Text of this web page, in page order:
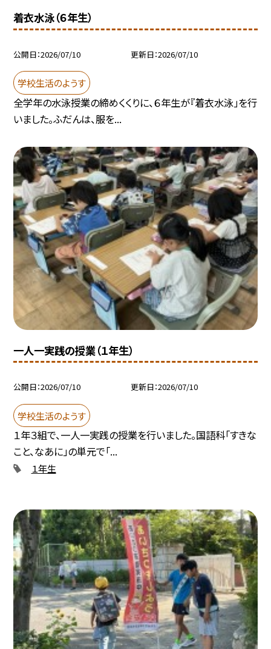
着衣水泳（６年生）
公開日 2026/07/10 更新日 2026/07/10
学校生活のようす
全学年の水泳授業の締めくくりに、６年生が『着衣水泳」を行
いました。ふだんは、服を...
一人一実践の授業（１年生）
公開日 2026/07/10 更新日 2026/07/10
学校生活のようす
１年３組で、一人一実践の授業を行いました。国語科「すきな
こと、なあに」の単元で「...
１年生